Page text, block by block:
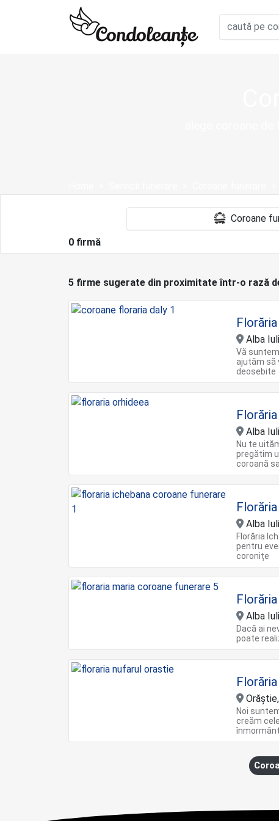
0 firmă
5 firme sugerate din proximitate într-o rază
Alba
Vă
ajutăm să
deosebite
Alba
Nu te
pregătim
coroană
Alba
Florăria
pentru
coronițe
Alba
Dacă ai
poate
Noi
creăm